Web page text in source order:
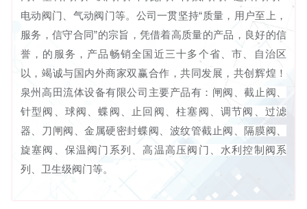
电动阀门、气动阀门等。公司一贯坚持“质量，用户至上，
服务，信守合同”的宗旨，凭借着高质量的产品，良好的信
誉，的服务，产品畅销全国近三十多个省、市、自治区
以，竭诚与国内外商家双赢合作，共同发展，共创辉煌！
泉州高田流体设备有限公司主要产品有：闸阀、截止阀、
针型阀、球阀、蝶阀、止回阀、柱塞阀、调节阀、过滤
器、刀闸阀、金属硬密封蝶阀、波纹管截止阀、隔膜阀、
旋塞阀、保温阀门系列、高温高压阀门、水利控制阀系
列、卫生级阀门等。